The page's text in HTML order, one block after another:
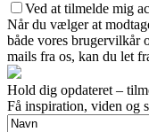
Ved at tilmelde mig
Når du vælger at
både vores
mails fra os, kan du let
Hold dig opdateret –
Få inspiration, viden og